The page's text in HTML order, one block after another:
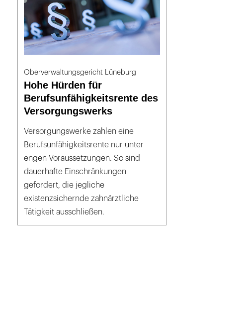
Oberverwaltungsgericht Lüneburg
Hohe Hürden für
Berufsunfähigkeitsrente des
Versorgungswerks
Versorgungswerke zahlen eine
Berufsunfähigkeitsrente nur unter
engen Voraussetzungen. So sind
dauerhafte Einschränkungen
gefordert, die jegliche
existenzsichernde zahnärztliche
Tätigkeit ausschließen.